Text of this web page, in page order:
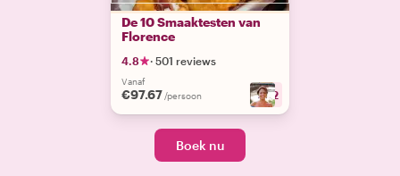
De 10 Smaaktesten van
Florence
4.8 · 501 reviews
Vanaf
€97.67 /persoon +12
Boek nu